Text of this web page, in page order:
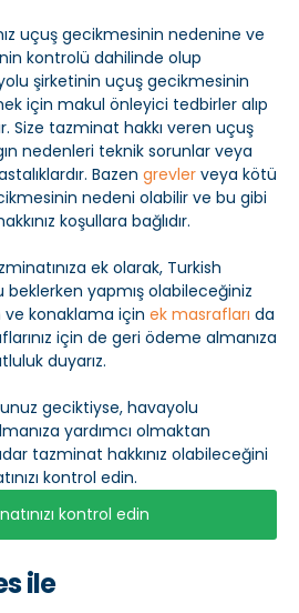
uçuş gecikmesinin nedenine ve
kontrolü dahilinde olup
şirketinin uçuş gecikmesinin
için makul önleyici tedbirler alıp
Size tazminat hakkı veren uçuş
nedenleri teknik sorunlar veya
Bazen grevler veya kötü
nedeni olabilir ve bu gibi
koşullara bağlıdır.
ek olarak, Turkish
yapmış olabileceğiniz
ve konaklama için ek masrafları da
için de geri ödeme almanıza
duyarız.
geciktiyse, havayolu
yardımcı olmaktan
tazminat hakkınız olabileceğini
kontrol edin.
kontrol edin
ile